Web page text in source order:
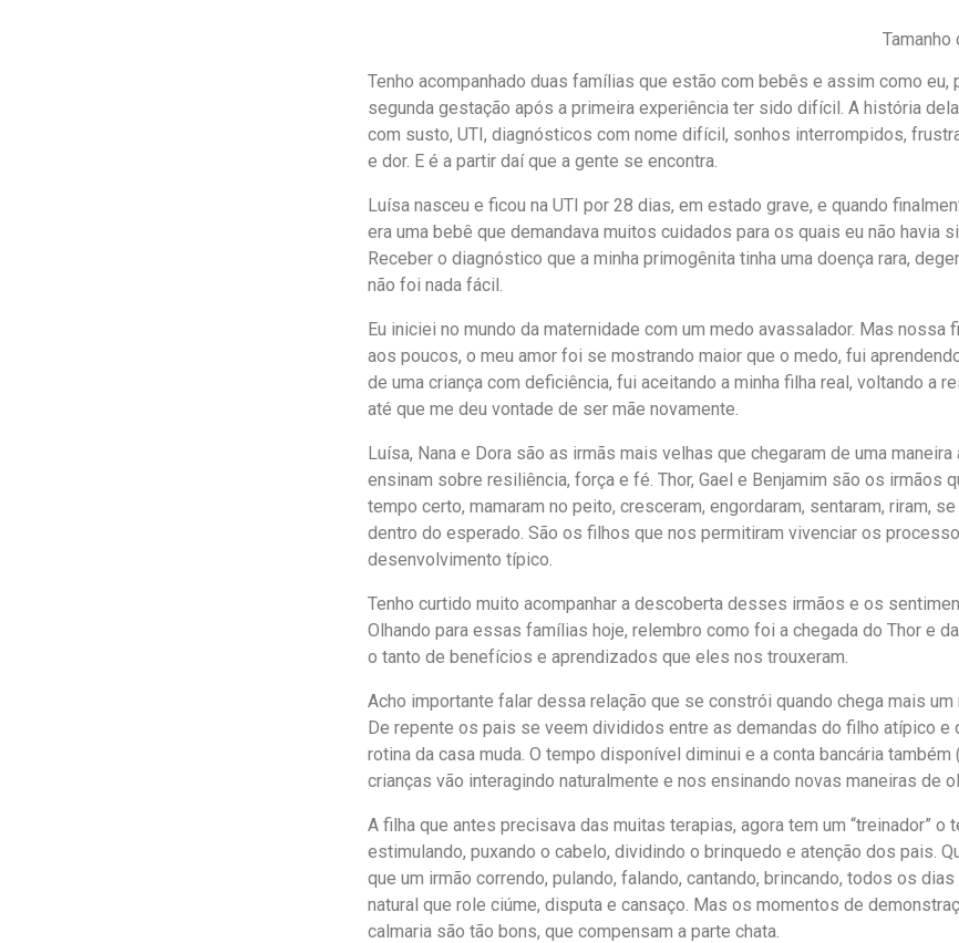
Tamanho
Tenho acompanhado duas famílias que estão com bebês e assim como eu,
segunda gestação após a primeira experiência ter sido difícil. A história
com susto, UTI, diagnósticos com nome difícil, sonhos interrompidos,
e dor. E é a partir daí que a gente se encontra.
Luísa nasceu e ficou na UTI por 28 dias, em estado grave, e quando
era uma bebê que demandava muitos cuidados para os quais eu não havia
Receber o diagnóstico que a minha primogênita tinha uma doença rara,
não foi nada fácil.
Eu iniciei no mundo da maternidade com um medo avassalador. Mas nossa
aos poucos, o meu amor foi se mostrando maior que o medo, fui
de uma criança com deficiência, fui aceitando a minha filha real, voltando a
até que me deu vontade de ser mãe novamente.
Luísa, Nana e Dora são as irmãs mais velhas que chegaram de uma
ensinam sobre resiliência, força e fé. Thor, Gael e Benjamim são os irmãos
tempo certo, mamaram no peito, cresceram, engordaram, sentaram, riram,
dentro do esperado. São os filhos que nos permitiram vivenciar os
desenvolvimento típico.
Tenho curtido muito acompanhar a descoberta desses irmãos e os
Olhando para essas famílias hoje, relembro como foi a chegada do Thor e
o tanto de benefícios e aprendizados que eles nos trouxeram.
Acho importante falar dessa relação que se constrói quando chega mais um
De repente os pais se veem divididos entre as demandas do filho atípico e
rotina da casa muda. O tempo disponível diminui e a conta bancária
crianças vão interagindo naturalmente e nos ensinando novas maneiras de
A filha que antes precisava das muitas terapias, agora tem um “treinador” o
estimulando, puxando o cabelo, dividindo o brinquedo e atenção dos pais.
que um irmão correndo, pulando, falando, cantando, brincando, todos os
natural que role ciúme, disputa e cansaço. Mas os momentos de
calmaria são tão bons, que compensam a parte chata.